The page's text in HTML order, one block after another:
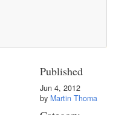
Published
Jun 4, 2012
by Martin Thoma